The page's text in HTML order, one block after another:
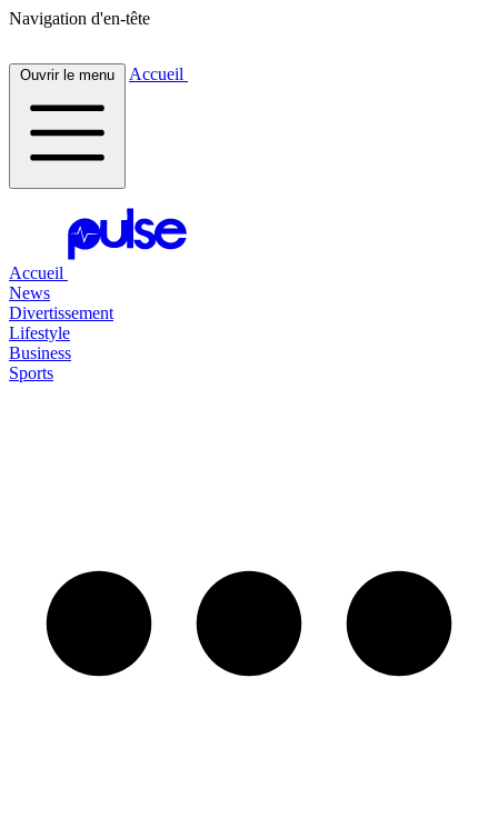
Navigation d'en-tête
Ouvrir le menu Accueil
Accueil
News
Divertissement
Lifestyle
Business
Sports